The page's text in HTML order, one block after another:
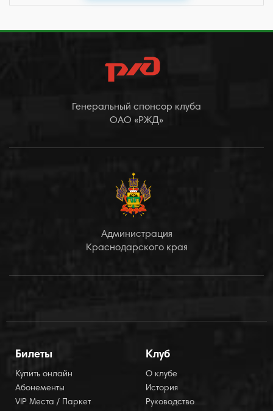
Генеральный спонсор клуба
ОАО «РЖД»
Администрация
Краснодарского края
Билеты
Купить онлайн
Абонементы
VIP Места / Паркет
Клуб
О клубе
История
Руководство